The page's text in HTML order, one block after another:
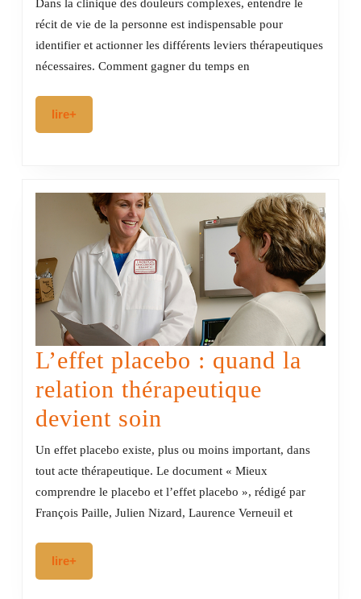
patients
et
systémique
des
douleurs
complexes
Dans la clinique des douleurs complexes, entendre le
récit de vie de la personne est indispensable pour
identifier et actionner les différents leviers thérapeutiques
nécessaires. Comment gagner du temps en
lire+
L’effet placebo : quand la
relation thérapeutique
devient soin
placebo
:
quand
Un effet placebo existe, plus ou moins important, dans
tout acte thérapeutique. Le document « Mieux
comprendre le placebo et l’effet placebo », rédigé par
François Paille, Julien Nizard, Laurence Verneuil et
lire+